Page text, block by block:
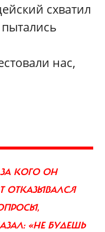
схватил
нас,
КОГО ОН
ОТКАЗЫВАЛСЯ
«НЕ БУДЕШЬ